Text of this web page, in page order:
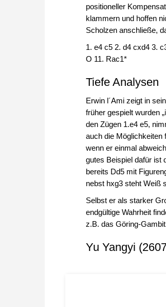
positioneller
klammern und hoffen
Scholzen anschließe,
1. e4 c5 2. d4 cxd4 3.
O 11. Rac1*
Tiefe Analysen
Erwin l´Ami zeigt in
früher gespielt wurden
den Zügen 1.e4 e5,
auch die Möglichkeiten
wenn er einmal
gutes Beispiel dafür ist
bereits Dd5 mit
nebst hxg3 steht Weiß
Selbst er als starker
endgültige Wahrheit
z.B. das Göring-
Yu Yangyi